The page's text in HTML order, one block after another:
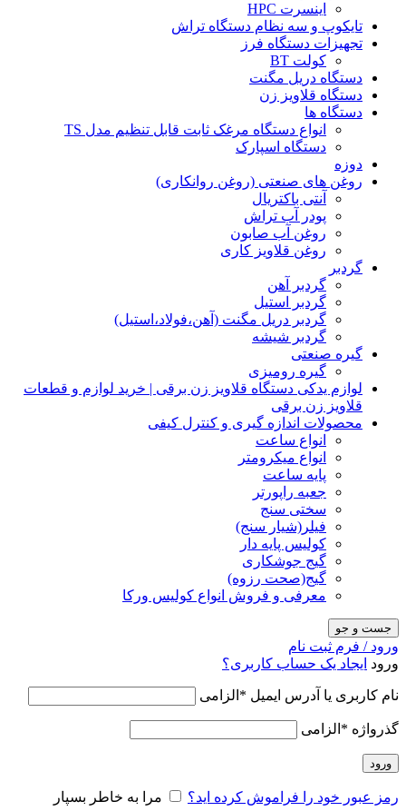
اینسرت HPC
تایکوپ و سه نظام دستگاه تراش
تجهیزات دستگاه فرز
کولت BT
دستگاه دریل مگنت
دستگاه قلاویز زن
دستگاه ها
انواع دستگاه مرغک ثابت قابل تنظیم مدل TS
دستگاه اسپارک
دوزه
روغن های صنعتی (روغن روانکاری)
آنتی باکتریال
پودر آب تراش
روغن آب صابون
روغن قلاویز کاری
گردبر
گردبر آهن
گردبر استیل
گردبر دریل مگنت (آهن،فولاد،استیل)
گردبر شیشه
گیره صنعتی
گیره رومیزی
لوازم یدکی دستگاه قلاویز زن برقی | خرید لوازم و قطعات
قلاویز زن برقی
محصولات اندازه گیری و کنترل کیفی
انواع ساعت
انواع میکرومتر
پایه ساعت
جعبه راپورتر
سختی سنج
فیلر(شیار سنج)
کولیس پایه دار
گیج جوشکاری
گیج(صحت رزوه)
معرفی و فروش انواع کولیس ورکا
جست و جو
ورود / فرم ثبت نام
ورود ایجاد یک حساب کاربری؟
نام کاربری یا آدرس ایمیل * الزامی
گذرواژه * الزامی
ورود
رمز عبور خود را فراموش کرده اید؟
مرا به خاطر بسپار